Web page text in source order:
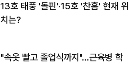
13호 태풍 '돌핀'·15호 '찬홈' 현재 위
치는?
"속옷 빨고 졸업식까지"…근육병 학